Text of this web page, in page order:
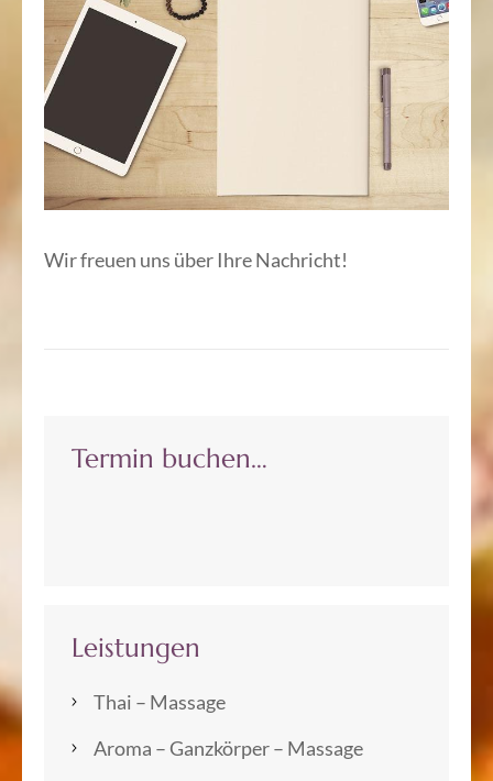
Wir freuen uns über Ihre Nachricht!
Termin buchen…
Leistungen
Thai – Massage
Aroma – Ganzkörper – Massage